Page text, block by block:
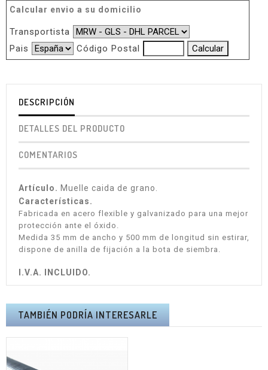
Calcular envio a su domicilio
Transportista
Pais
Código Postal
DESCRIPCIÓN
DETALLES DEL PRODUCTO
COMENTARIOS
Artículo. Muelle caida de grano.
Características.
Fabricada en acero flexible y galvanizado para una mejor
protección ante el óxido.
Medida 35 mm de ancho y 500 mm de longitud sin estirar,
dispone de anilla de fijación a la bota de siembra.
I.V.A. INCLUIDO.
TAMBIÉN PODRÍA INTERESARLE